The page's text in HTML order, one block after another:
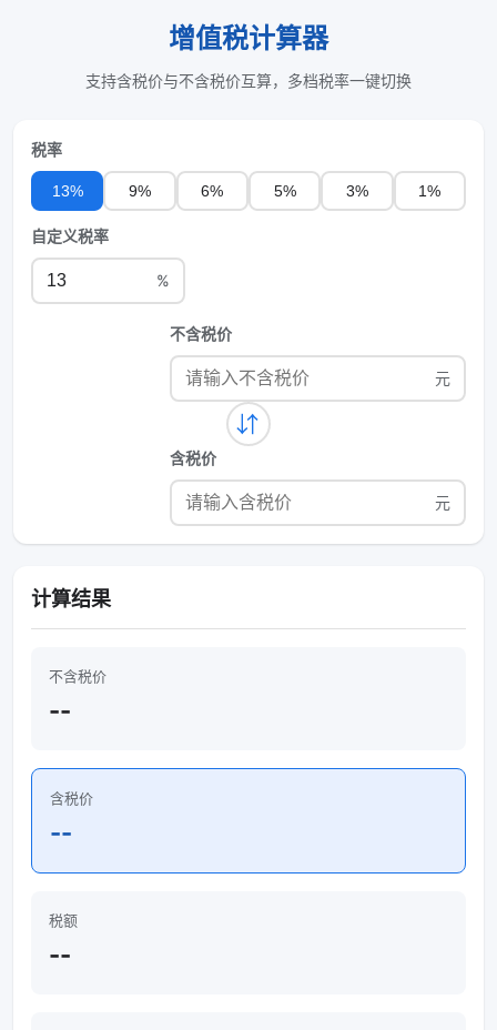
增值税计算器
支持含税价与不含税价互算，多档税率一键切换
税率
13% 9% 6% 5% 3% 1%
自定义税率
%
不含税价
元
⇆
含税价
元
计算结果
不含税价
--
含税价
--
税额
--